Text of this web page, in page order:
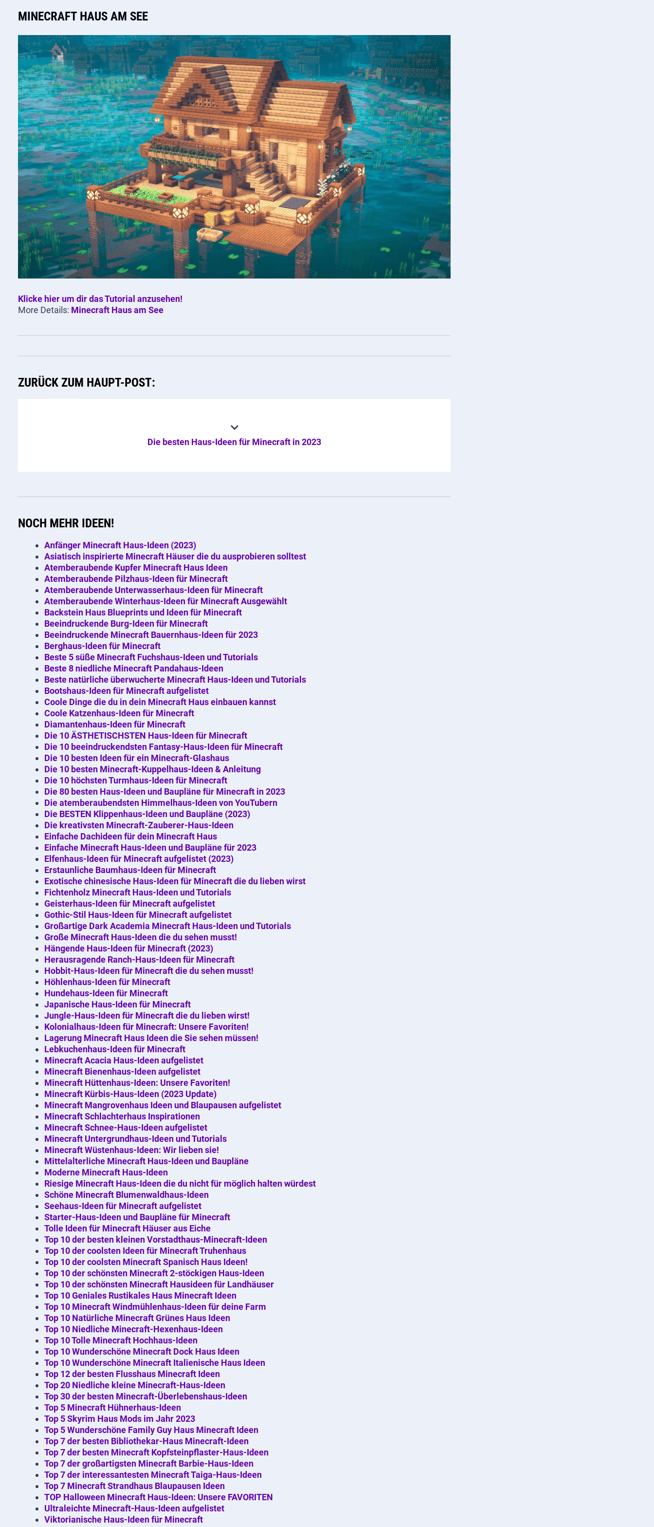
MINECRAFT HAUS AM SEE
Klicke hier um dir das Tutorial anzusehen!
More Details: Minecraft Haus am See
ZURÜCK ZUM HAUPT-POST:
Die besten Haus-Ideen für Minecraft in 2023
NOCH MEHR IDEEN!
Anfänger Minecraft Haus-Ideen (2023)
Asiatisch inspirierte Minecraft Häuser die du ausprobieren solltest
Atemberaubende Kupfer Minecraft Haus Ideen
Atemberaubende Pilzhaus-Ideen für Minecraft
Atemberaubende Unterwasserhaus-Ideen für Minecraft
Atemberaubende Winterhaus-Ideen für Minecraft Ausgewählt
Backstein Haus Blueprints und Ideen für Minecraft
Beeindruckende Burg-Ideen für Minecraft
Beeindruckende Minecraft Bauernhaus-Ideen für 2023
Berghaus-Ideen für Minecraft
Beste 5 süße Minecraft Fuchshaus-Ideen und Tutorials
Beste 8 niedliche Minecraft Pandahaus-Ideen
Beste natürliche überwucherte Minecraft Haus-Ideen und Tutorials
Bootshaus-Ideen für Minecraft aufgelistet
Coole Dinge die du in dein Minecraft Haus einbauen kannst
Coole Katzenhaus-Ideen für Minecraft
Diamantenhaus-Ideen für Minecraft
Die 10 ÄSTHETISCHSTEN Haus-Ideen für Minecraft
Die 10 beeindruckendsten Fantasy-Haus-Ideen für Minecraft
Die 10 besten Ideen für ein Minecraft-Glashaus
Die 10 besten Minecraft-Kuppelhaus-Ideen & Anleitung
Die 10 höchsten Turmhaus-Ideen für Minecraft
Die 80 besten Haus-Ideen und Baupläne für Minecraft in 2023
Die atemberaubendsten Himmelhaus-Ideen von YouTubern
Die BESTEN Klippenhaus-Ideen und Baupläne (2023)
Die kreativsten Minecraft-Zauberer-Haus-Ideen
Einfache Dachideen für dein Minecraft Haus
Einfache Minecraft Haus-Ideen und Baupläne für 2023
Elfenhaus-Ideen für Minecraft aufgelistet (2023)
Erstaunliche Baumhaus-Ideen für Minecraft
Exotische chinesische Haus-Ideen für Minecraft die du lieben wirst
Fichtenholz Minecraft Haus-Ideen und Tutorials
Geisterhaus-Ideen für Minecraft aufgelistet
Gothic-Stil Haus-Ideen für Minecraft aufgelistet
Großartige Dark Academia Minecraft Haus-Ideen und Tutorials
Große Minecraft Haus-Ideen die du sehen musst!
Hängende Haus-Ideen für Minecraft (2023)
Herausragende Ranch-Haus-Ideen für Minecraft
Hobbit-Haus-Ideen für Minecraft die du sehen musst!
Höhlenhaus-Ideen für Minecraft
Hundehaus-Ideen für Minecraft
Japanische Haus-Ideen für Minecraft
Jungle-Haus-Ideen für Minecraft die du lieben wirst!
Kolonialhaus-Ideen für Minecraft: Unsere Favoriten!
Lagerung Minecraft Haus Ideen die Sie sehen müssen!
Lebkuchenhaus-Ideen für Minecraft
Minecraft Acacia Haus-Ideen aufgelistet
Minecraft Bienenhaus-Ideen aufgelistet
Minecraft Hüttenhaus-Ideen: Unsere Favoriten!
Minecraft Kürbis-Haus-Ideen (2023 Update)
Minecraft Mangrovenhaus Ideen und Blaupausen aufgelistet
Minecraft Schlachterhaus Inspirationen
Minecraft Schnee-Haus-Ideen aufgelistet
Minecraft Untergrundhaus-Ideen und Tutorials
Minecraft Wüstenhaus-Ideen: Wir lieben sie!
Mittelalterliche Minecraft Haus-Ideen und Baupläne
Moderne Minecraft Haus-Ideen
Riesige Minecraft Haus-Ideen die du nicht für möglich halten würdest
Schöne Minecraft Blumenwaldhaus-Ideen
Seehaus-Ideen für Minecraft aufgelistet
Starter-Haus-Ideen und Baupläne für Minecraft
Tolle Ideen für Minecraft Häuser aus Eiche
Top 10 der besten kleinen Vorstadthaus-Minecraft-Ideen
Top 10 der coolsten Ideen für Minecraft Truhenhaus
Top 10 der coolsten Minecraft Spanisch Haus Ideen!
Top 10 der schönsten Minecraft 2-stöckigen Haus-Ideen
Top 10 der schönsten Minecraft Hausideen für Landhäuser
Top 10 Geniales Rustikales Haus Minecraft Ideen
Top 10 Minecraft Windmühlenhaus-Ideen für deine Farm
Top 10 Natürliche Minecraft Grünes Haus Ideen
Top 10 Niedliche Minecraft-Hexenhaus-Ideen
Top 10 Tolle Minecraft Hochhaus-Ideen
Top 10 Wunderschöne Minecraft Dock Haus Ideen
Top 10 Wunderschöne Minecraft Italienische Haus Ideen
Top 12 der besten Flusshaus Minecraft Ideen
Top 20 Niedliche kleine Minecraft-Haus-Ideen
Top 30 der besten Minecraft-Überlebenshaus-Ideen
Top 5 Minecraft Hühnerhaus-Ideen
Top 5 Skyrim Haus Mods im Jahr 2023
Top 5 Wunderschöne Family Guy Haus Minecraft Ideen
Top 7 der besten Bibliothekar-Haus Minecraft-Ideen
Top 7 der besten Minecraft Kopfsteinpflaster-Haus-Ideen
Top 7 der großartigsten Minecraft Barbie-Haus-Ideen
Top 7 der interessantesten Minecraft Taiga-Haus-Ideen
Top 7 Minecraft Strandhaus Blaupausen Ideen
TOP Halloween Minecraft Haus-Ideen: Unsere FAVORITEN
Ultraleichte Minecraft-Haus-Ideen aufgelistet
Viktorianische Haus-Ideen für Minecraft